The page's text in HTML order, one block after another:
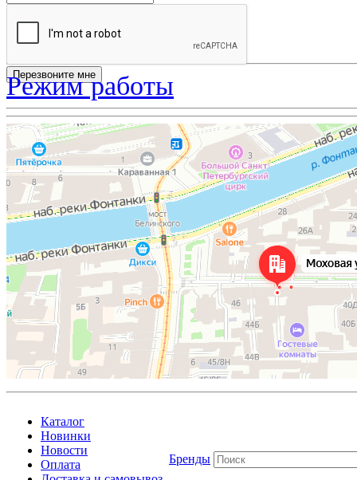
Режим работы
Каталог
Новинки
Новости
Оплата
Бренды